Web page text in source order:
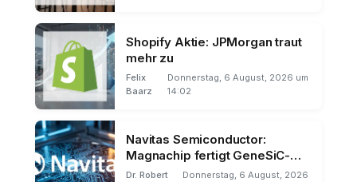
Shopify Aktie: JPMorgan traut
mehr zu
Felix
Baarz
Donnerstag, 6 August, 2026 um
14:02
Navitas Semiconductor:
Magnachip fertigt GeneSiC-
Chips
Dr. Robert
Donnerstag, 6 August, 2026